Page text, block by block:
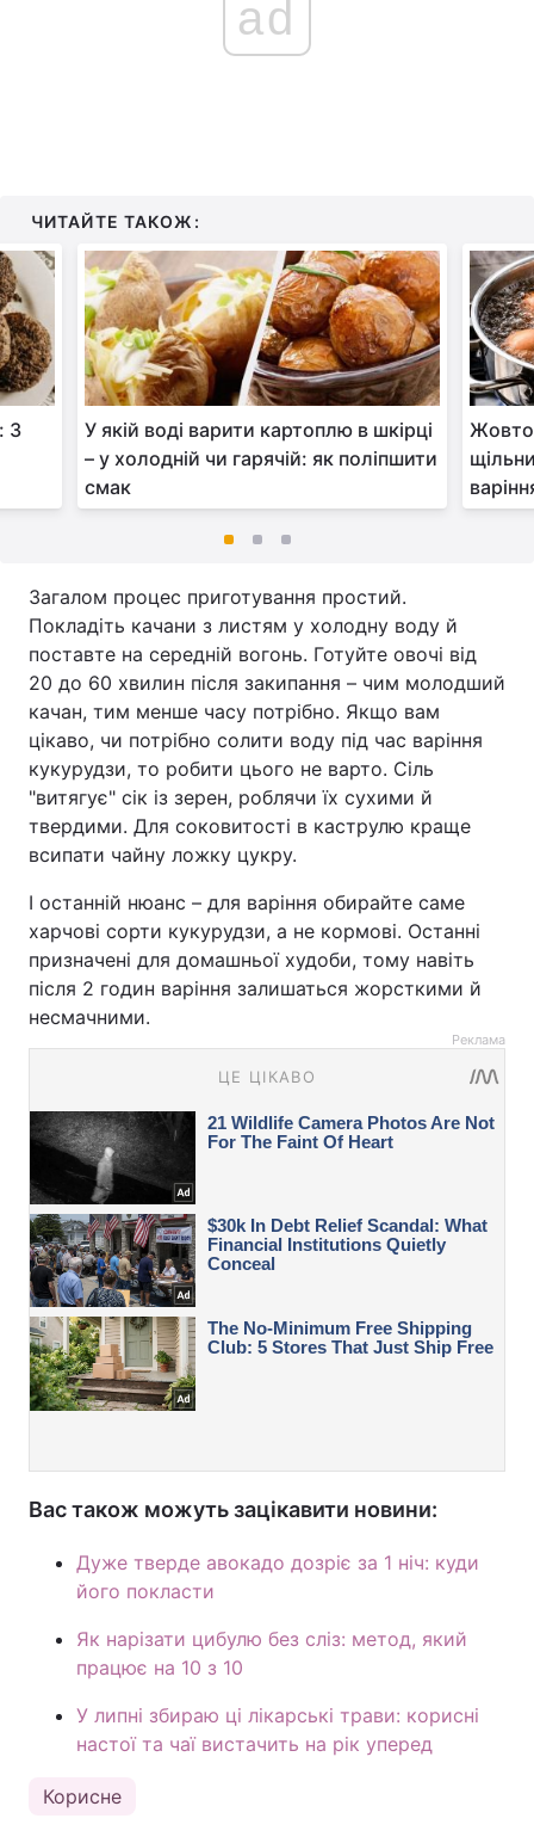
ad
ЧИТАЙТЕ ТАКОЖ:
3
У якій воді варити картоплю в шкірці
– у холодній чи гарячій: як поліпшити
смак
Загалом процес приготування простий.
Покладіть качани з листям у холодну воду й
поставте на середній вогонь. Готуйте овочі від
20 до 60 хвилин після закипання – чим молодший
качан, тим менше часу потрібно. Якщо вам
цікаво, чи потрібно солити воду під час варіння
кукурудзи, то робити цього не варто. Сіль
"витягує" сік із зерен, роблячи їх сухими й
твердими. Для соковитості в каструлю краще
всипати чайну ложку цукру.
І останній нюанс – для варіння обирайте саме
харчові сорти кукурудзи, а не кормові. Останні
призначені для домашньої худоби, тому навіть
після 2 годин варіння залишаться жорсткими й
несмачними.
Реклама
Вас також можуть зацікавити новини:
Дуже тверде авокадо дозріє за 1 ніч: куди
його покласти
Як нарізати цибулю без сліз: метод, який
працює на 10 з 10
У липні збираю ці лікарські трави: корисні
настої та чаї вистачить на рік уперед
Корисне